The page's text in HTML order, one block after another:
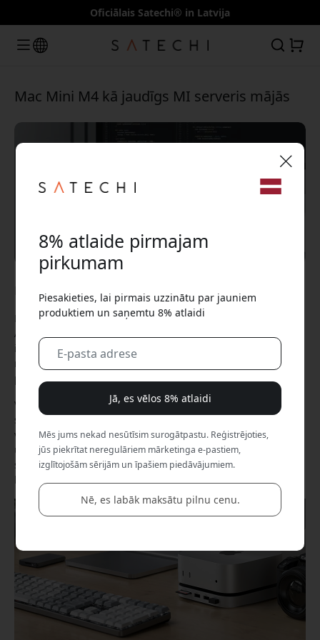
Oficiālais Satechi® in Latvija
Mac Mini M4 kā jaudīgs MI serveris mājās
Mar 05, 2026
Mac Mini M4 ātri kļuvis par iecienītu izvēli lokālajam AI. Ar
Apple energoefektīvo mikroshēmu, kompakto dizainu un
iespēju darboties visu diennakti tas lieliski noder visam —
no AI aģentiem un automatizētiem darba plūsmām līdz
personīgiem AI serveriem.
Vienlaikus pieaug interese par AI, kas darbojas tieši uz
savas aparatūras. Tādi rīki kā OpenClaw parāda, ka arvien
vairāk lietotāju vēlas modeļus darbināt privāti, nepaļaujoties
uz mākoņpakalpojumiem. Kad AI nonāk uz galda mājās,
svarīgāka kļūst arī krātuve, savienojumi un temperatūras
kontrole.
8% atlaide pirmajam
pirkumam
Piesakieties, lai pirmais uzzinātu par jauniem
produktiem un saņemtu 8% atlaidi
Jā, es vēlos 8% atlaidi
Mēs jums nekad nesūtīsim surogātpastu. Reģistrējoties,
jūs piekrītat neregulāriem mārketinga e-pastiem,
izglītojošām sērijām un īpašiem piedāvājumiem.
Nē, es labāk maksātu pilnu cenu.
🎉 Jūsu atlaižu kods:
Izmantojiet šo kodu, veicot pasūtījumu, lai
saņemtu 8% atlaidi.